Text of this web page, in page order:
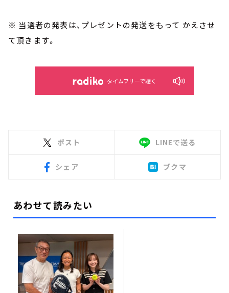
※ 当選者の発表は、プレゼントの発送をもって かえさせ
て頂きます。
タイムフリーで聴く
ポスト LINEで送る
シェア ブクマ
あわせて読みたい